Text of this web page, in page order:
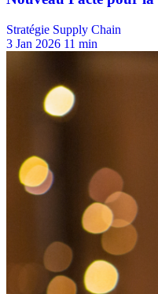
Stratégie Supply Chain
3 Jan 2026 11 min